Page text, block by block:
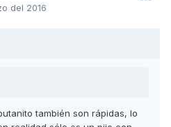
del 2016
también son rápidas, lo